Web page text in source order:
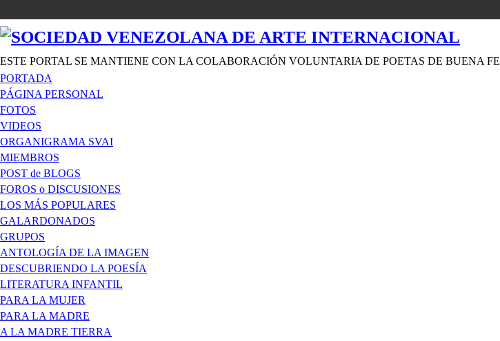
ESTE PORTAL SE MANTIENE CON LA COLABORACIÓN VOLUNTARIA DE POETAS DE BUENA FE
PORTADA
PÁGINA PERSONAL
FOTOS
VIDEOS
ORGANIGRAMA SVAI
MIEMBROS
POST de BLOGS
FOROS o DISCUSIONES
LOS MÁS POPULARES
GALARDONADOS
GRUPOS
ANTOLOGÍA DE LA IMAGEN
DESCUBRIENDO LA POESÍA
LITERATURA INFANTIL
PARA LA MUJER
PARA LA MADRE
A LA MADRE TIERRA